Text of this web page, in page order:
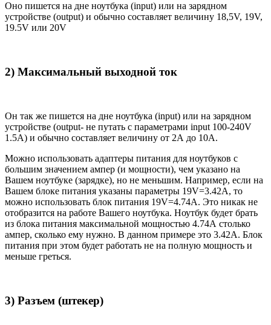
Оно пишется на дне ноутбука (input) или на зарядном
устройстве (output) и обычно составляет величину 18,5V, 19V,
19.5V или 20V
2) Максимальный выходной ток
Он так же пишется на дне ноутбука (input) или на зарядном
устройстве (output- не путать с параметрами input 100-240V
1.5A) и обычно составляет величину от 2А до 10A.
Можно использовать адаптеры питания для ноутбуков с
большим значением ампер (и мощности), чем указано на
Вашем ноутбуке (зарядке), но не меньшим. Например, если на
Вашем блоке питания указаны параметры 19V=3.42A, то
можно использовать блок питания 19V=4.74A. Это никак не
отобразится на работе Вашего ноутбука. Ноутбук будет брать
из блока питания максимальной мощностью 4.74А столько
ампер, сколько ему нужно. В данном примере это 3.42А. Блок
питания при этом будет работать не на полную мощность и
меньше греться.
3) Разъем (штекер)